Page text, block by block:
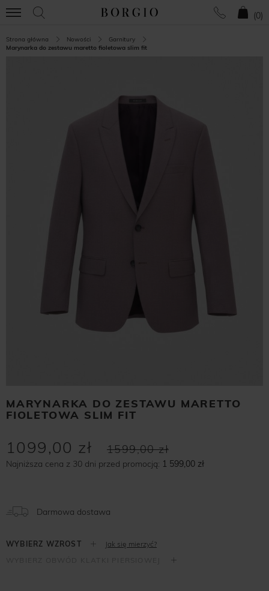
(0)
Strona główna Nowości
Garnitury
Marynarka do zestawu maretto fioletowa slim fit
MARYNARKA DO ZESTAWU MARETTO
FIOLETOWA SLIM FIT
1599,00 zł
1099,00 zł
Najniższa cena z 30 dni przed promocją: 1 599,00 zł
Darmowa dostawa
Jak się mierzyć?